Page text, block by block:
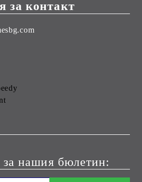
за контакт
нашия бюлетин: